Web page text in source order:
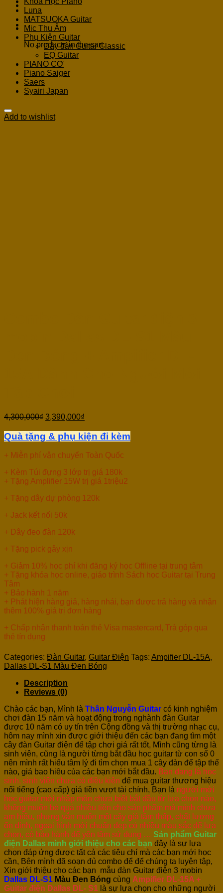
Cart
No products in the cart.
Luna
MATSUOKA Guitar
Mic Thu Âm
Phụ Kiện Guitar
Dây đàn Guitar Classic
EQ Guitar
PIANO CƠ
Piano Saiger
Saers
Syairi Japan
Add to wishlist
4,300,000₫ 3,390,000₫
Quà tặng & phụ kiện đi kèm
+ Miễn phí vận chuyển Toàn Quốc
+ Kèm Túi đựng 3 lớp trị giá 180k
+ Tặng Amplifier 15W trị giá 1triệu2
+ Tặng dây dự phòng 120k
+ Jack kết nối 50k
+ Dây đeo đàn 120k
+ Tặng pick gảy xịn
+ Giảm 10% học phí khi đăng ký học Offline tại trung tâm
+ Tặng khóa học online, giáo trình Sách học Guitar tại Trung
Tâm
+ Bảo hành 1 năm
+ Phát hiện hàng giả, hàng nhái, bạn được trả hàng và nhận
thêm 100% giá trị đơn hàng
+ Chấp nhận thanh toán thẻ Visa mastercard, Trả góp qua
thẻ tín dụng
Categories: Đàn Guitar, Guitar Điện Tags: Ampifier DL-15A,
Dallas DL-S1 Màu Đen Bóng
Description
Reviews (0)
Chào các bạn, Mình là Thân Nguyễn Guitar có kinh nghiệm
chơi đàn 15 năm và hoạt động trong nghành đàn Guitar
được 10 năm có uy tín trên Cộng đồng và thị trường nhạc cụ,
hôm nay mình xin được giới thiệu đến các bạn đang tìm một
cây đàn Guitar điện để tập chơi giá rất tốt, Mình cũng từng là
sinh viên, cũng là người từng bắt đầu học guitar từ con số 0
nên mình rất hiểu tâm lý đi tìm chọn mua 1 cây đàn để tập thế
nào, giá bao hiêu của các bạn mới bắt đầu. Bạn đang là học
sinh, sinh viên chưa có điều kiện để mua guitar thương hiệu
nổi tiếng (cao cấp) giá tiền vượt tài chính, Bạn là người mới
học guitar mới nhập môn chưa biết bắt đầu từ lựa chọn nào,
không muốn bỏ quá nhiều tiên cho sản phẩm mà mình chưa
am hiểu, nhưng vẫn muốn một cây giá tầm thấp, chất lượng
ổn định, ngoại hình mới chuẩn đẹp có nhiều màu sắc để lựa
chọn, có bảo hành để yên tâm sử dụng … Sản phẩm Guitar
điện Dallas mình giới thiệu cho các bạn đây là sự lựa
chọn đáp ứng được tất cả các tiêu chí mà các bạn mới học
cần, Bên mình đã soạn đủ combo để để chúng ta luyện tập,
Xin giới thiệu cho các bạn mẫu đàn Guitar điện 3 mobin
Dallas DL-S1 Màu Đen Bóng cùng Ampifier DL-15A +
Guitar điện Dallas DL- S1 là sự lựa chọn cho những người